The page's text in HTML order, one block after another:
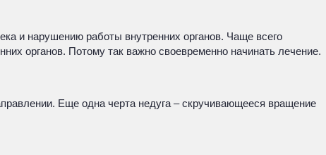
и нарушению работы внутренних органов. Чаще всего
органов. Потому так важно своевременно начинать лечение.
Еще одна черта недуга – скручивающееся вращение